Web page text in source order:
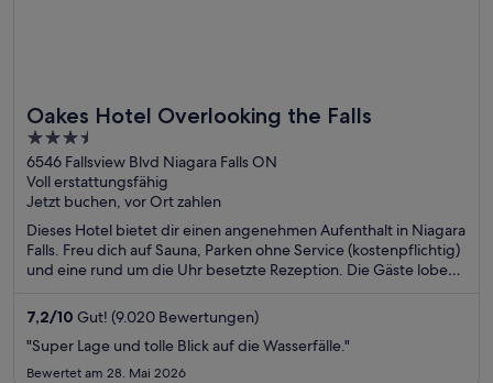
Oakes Hotel Overlooking the Falls
3.5
out
of
5
6546 Fallsview Blvd Niagara Falls ON
Voll erstattungsfähig
Jetzt buchen, vor Ort zahlen
Dieses Hotel bietet dir einen angenehmen Aufenthalt in Niagara
Falls. Freu dich auf Sauna, Parken ohne Service (kostenpflichtig)
und eine rund um die Uhr besetzte Rezeption. Die Gäste loben
Bewertungen. Einige beliebte Sehenswürdigkeiten – Fallsview
Casino und Horseshoe Falls – befinden sich in der Nähe.
7,2/10 Gut! (9.020 Bewertungen)
"Super Lage und tolle Blick auf die Wasserfälle."
Bewertet am 28. Mai 2026